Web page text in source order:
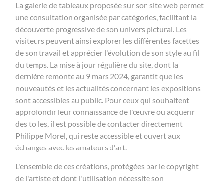
La galerie de tableaux proposée sur son site web permet
une consultation organisée par catégories, facilitant la
découverte progressive de son univers pictural. Les
visiteurs peuvent ainsi explorer les différentes facettes
de son travail et apprécier l'évolution de son style au fil
du temps. La mise à jour régulière du site, dont la
dernière remonte au 9 mars 2024, garantit que les
nouveautés et les actualités concernant les expositions
sont accessibles au public. Pour ceux qui souhaitent
approfondir leur connaissance de l'œuvre ou acquérir
des toiles, il est possible de contacter directement
Philippe Morel, qui reste accessible et ouvert aux
échanges avec les amateurs d'art.
L'ensemble de ces créations, protégées par le copyright
de l'artiste et dont l'utilisation nécessite son